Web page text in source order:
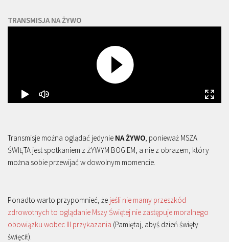
TRANSMISJA NA ŻYWO
Transmisje można oglądać jedynie NA ŻYWO, ponieważ MSZA
ŚWIĘTA jest spotkaniem z ŻYWYM BOGIEM, a nie z obrazem, który
można sobie przewijać w dowolnym momencie.
Ponadto warto przypomnieć, że jeśli nie mamy przeszkód
zdrowotnych to oglądanie Mszy Świętej nie zastępuje moralnego
obowiązku wobec III przykazania (Pamiętaj, abyś dzień święty
święcił).